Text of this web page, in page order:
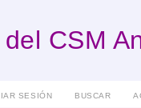
CSM
SESIÓN BUSCAR